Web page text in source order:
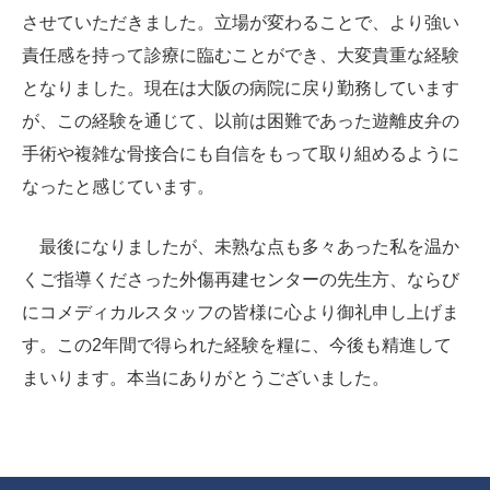
させていただきました。立場が変わることで、より強い
責任感を持って診療に臨むことができ、大変貴重な経験
となりました。現在は大阪の病院に戻り勤務しています
が、この経験を通じて、以前は困難であった遊離皮弁の
手術や複雑な骨接合にも自信をもって取り組めるように
なったと感じています。
最後になりましたが、未熟な点も多々あった私を温か
くご指導くださった外傷再建センターの先生方、ならび
にコメディカルスタッフの皆様に心より御礼申し上げま
す。この2年間で得られた経験を糧に、今後も精進して
まいります。本当にありがとうございました。